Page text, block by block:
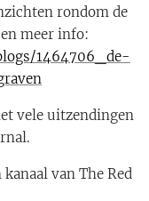
rondom de
meer info:
1464706_de-
vele uitzendingen
van The Red